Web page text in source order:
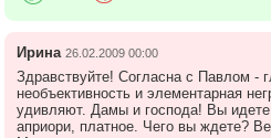
Ирина 26.02.2009 00:00
Здравствуйте! Согласна с Павлом -
необъективность и элементарная
удивляют. Дамы и господа! Вы
априори, платное. Чего вы ждете?